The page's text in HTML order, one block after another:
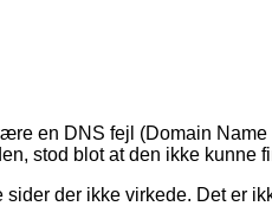
en DNS fejl (Domain
stod blot at den ikke
der ikke virkede. Det er